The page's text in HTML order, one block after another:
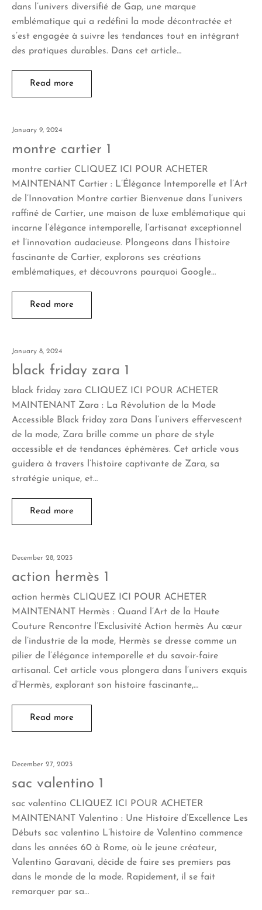
dans l’univers diversifié de Gap, une marque
emblématique qui a redéfini la mode décontractée et
s’est engagée à suivre les tendances tout en intégrant
des pratiques durables. Dans cet article…
Read more
January 9, 2024
montre cartier 1
montre cartier CLIQUEZ ICI POUR ACHETER
MAINTENANT Cartier : L’Élégance Intemporelle et l’Art
de l’Innovation Montre cartier Bienvenue dans l’univers
raffiné de Cartier, une maison de luxe emblématique qui
incarne l’élégance intemporelle, l’artisanat exceptionnel
et l’innovation audacieuse. Plongeons dans l’histoire
fascinante de Cartier, explorons ses créations
emblématiques, et découvrons pourquoi Google…
Read more
January 8, 2024
black friday zara 1
black friday zara CLIQUEZ ICI POUR ACHETER
MAINTENANT Zara : La Révolution de la Mode
Accessible Black friday zara Dans l’univers effervescent
de la mode, Zara brille comme un phare de style
accessible et de tendances éphémères. Cet article vous
guidera à travers l’histoire captivante de Zara, sa
stratégie unique, et…
Read more
December 28, 2023
action hermès 1
action hermès CLIQUEZ ICI POUR ACHETER
MAINTENANT Hermès : Quand l’Art de la Haute
Couture Rencontre l’Exclusivité Action hermès Au cœur
de l’industrie de la mode, Hermès se dresse comme un
pilier de l’élégance intemporelle et du savoir-faire
artisanal. Cet article vous plongera dans l’univers exquis
d’Hermès, explorant son histoire fascinante,…
Read more
December 27, 2023
sac valentino 1
sac valentino CLIQUEZ ICI POUR ACHETER
MAINTENANT Valentino : Une Histoire d’Excellence Les
Débuts sac valentino L’histoire de Valentino commence
dans les années 60 à Rome, où le jeune créateur,
Valentino Garavani, décide de faire ses premiers pas
dans le monde de la mode. Rapidement, il se fait
remarquer par sa…